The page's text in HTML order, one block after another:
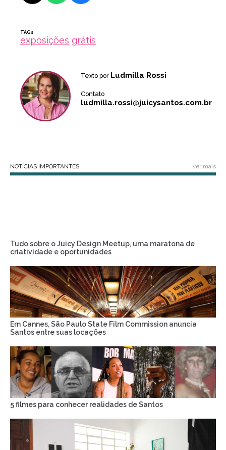
TAGs
exposições grátis
Texto por Ludmilla Rossi
Contato
ludmilla.rossi@juicysantos.com.br
NOTÍCIAS IMPORTANTES ver mais
Tudo sobre o Juicy Design Meetup, uma maratona de
criatividade e oportunidades
Em Cannes, São Paulo State Film Commission anuncia
Santos entre suas locações
5 filmes para conhecer realidades de Santos